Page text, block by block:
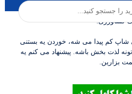
کشاورزی.
شاپ کم پیدا می شه، خوردن یه بستنی
لذت بخش باشه. پیشنهاد می کنم یه
بزارین.